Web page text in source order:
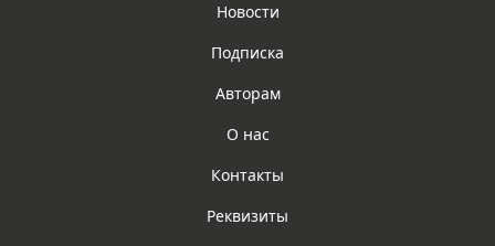
Новости
Подписка
Авторам
О нас
Контакты
Реквизиты